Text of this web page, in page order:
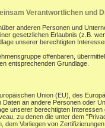
Verantwortlichen und
anderen Personen und
gesetzlichen Erlaubnis (z.B.
unserer berechtigten
offenbaren,
entsprechenden Grundlage.
Union (EU), des
an andere Personen oder
unserer berechtigten
zu denen die unter dem
Vorliegen von